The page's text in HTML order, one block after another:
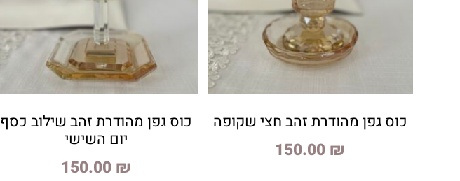
כוס גפן מהודרת זהב חצי שקופה
150.00 ₪
כוס גפן מהודרת זהב שילוב כסף
יום השישי
150.00 ₪